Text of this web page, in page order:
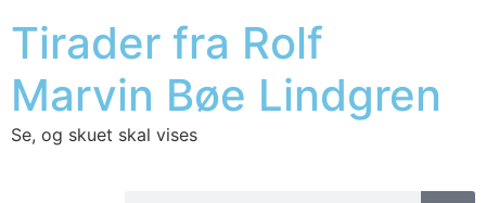
Tirader fra Rolf
Marvin Bøe Lindgren
Se, og skuet skal vises